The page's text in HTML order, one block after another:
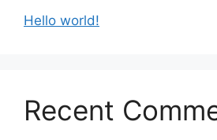
Hello world!
Recent